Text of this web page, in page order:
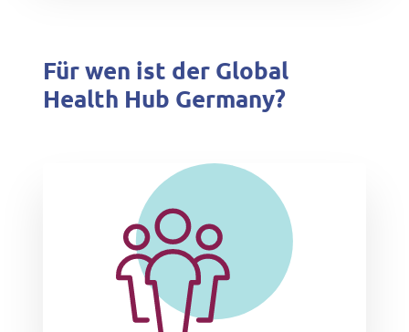
Für wen ist der Global
Health Hub Germany?